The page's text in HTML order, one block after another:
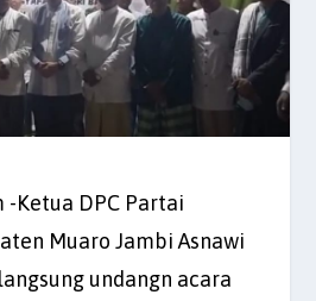
Ketua DPC Partai
Muaro Jambi Asnawi
undangn acara